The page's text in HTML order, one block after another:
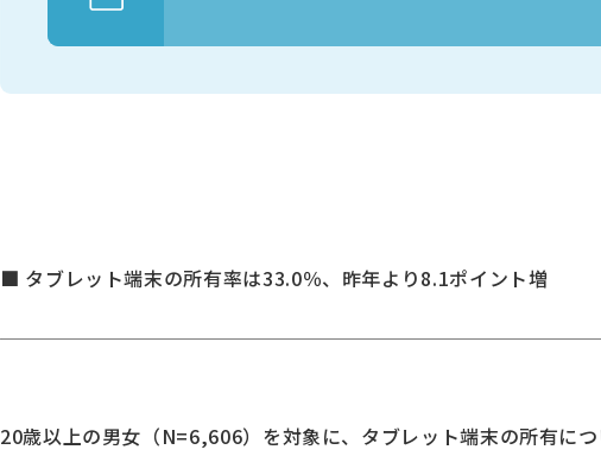
■ タブレット端末の所有率は33.0％、昨年より8.1ポイント増
20歳以上の男女（N=6,606）を対象に、タブレット端末の所有に